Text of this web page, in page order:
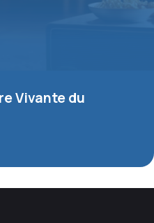
Vivante du